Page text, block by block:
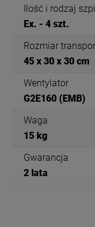
Ilość i rodzaj
Ex. - 4 szt.
Rozmiar
45 x 30 x 30 cm
Wentylator
G2E160 (EMB)
Waga
15 kg
Gwarancja
2 lata